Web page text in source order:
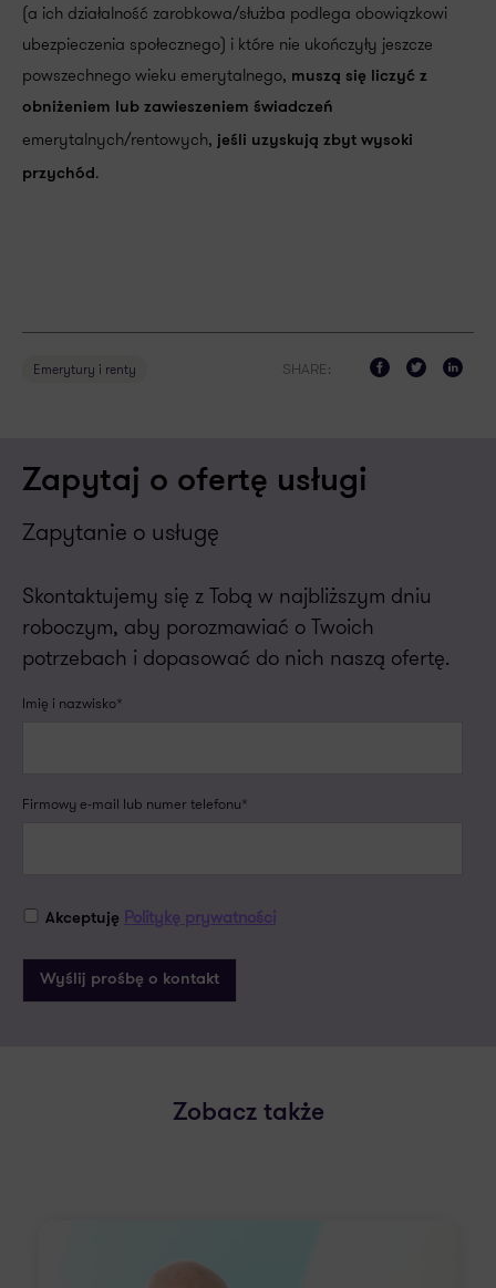
(a ich działalność zarobkowa/służba podlega obowiązkowi
ubezpieczenia społecznego) i które nie ukończyły jeszcze
powszechnego wieku emerytalnego, muszą się liczyć z
obniżeniem lub zawieszeniem świadczeń
emerytalnych/rentowych, jeśli uzyskują zbyt wysoki
przychód.
Emerytury i renty SHARE:
Zapytaj o ofertę usługi
Zapytanie o usługę
Skontaktujemy się z Tobą w najbliższym dniu
roboczym, aby porozmawiać o Twoich
potrzebach i dopasować do nich naszą ofertę.
Imię i nazwisko*
Firmowy e-mail lub numer telefonu*
Akceptuję Politykę prywatności
Zobacz także